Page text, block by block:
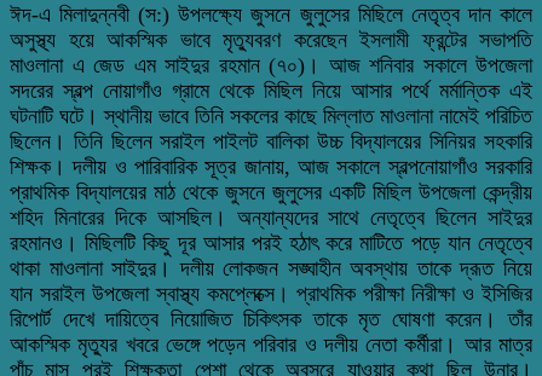
ঈদ-এ মিলাদুন্নবী (স:) উপলক্ষ্যে জুসনে জুলুসের মিছিলে নেতৃত্ব দান কালে
অসুস্থ্য হয়ে আকস্মিক ভাবে মৃত্যুবরণ করেছেন ইসলামী ফ্রন্টের সভাপতি
মাওলানা এ জেড এম সাইদুর রহমান (৭০)। আজ শনিবার সকালে উপজেলা
সদরের স্বল্প নোয়াগাঁও গ্রামে থেকে মিছিল নিয়ে আসার পর্থে মর্মান্তিক এই
ঘটনাটি ঘটে। স্থানীয় ভাবে তিনি সকলের কাছে মিল্লাত মাওলানা নামেই পরিচিত
ছিলেন। তিনি ছিলেন সরাইল পাইলট বালিকা উচ্চ বিদ্যালয়ের সিনিয়র সহকারি
শিক্ষক। দলীয় ও পারিবারিক সূত্র জানায়, আজ সকালে স্বল্পনোয়াগাঁও সরকারি
প্রাথমিক বিদ্যালয়ের মাঠ থেকে জুসনে জুলুসের একটি মিছিল উপজেলা কেন্দ্রীয়
শহিদ মিনারের দিকে আসছিল। অন্যান্যদের সাথে নেতৃত্বে ছিলেন সাইদুর
রহমানও। মিছিলটি কিছু দূর আসার পরই হঠাৎ করে মাটিতে পড়ে যান নেতৃত্বে
থাকা মাওলানা সাইদুর। দলীয় লোকজন সঙ্ঘাহীন অবস্থায় তাকে দ্রূত নিয়ে
যান সরাইল উপজেলা স্বাস্থ্য কমপ্লেক্সে। প্রাথমিক পরীক্ষা নিরীক্ষা ও ইসিজির
রিপোর্ট দেখে দায়িত্বে নিয়োজিত চিকিৎসক তাকে মৃত ঘোষণা করেন। তাঁর
আকস্মিক মৃত্যুর খবরে ভেঙ্গে পড়েন পরিবার ও দলীয় নেতা কর্মীরা। আর মাত্র
পাঁচ মাস পরই শিক্ষকতা পেশা থেকে অবসরে যাওয়ার কথা ছিল উনার।